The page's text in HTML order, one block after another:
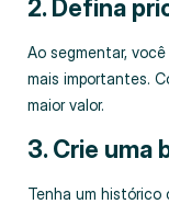
2. Defina
Ao segmentar,
mais importantes.
maior valor.
3. Crie uma
Tenha um histórico